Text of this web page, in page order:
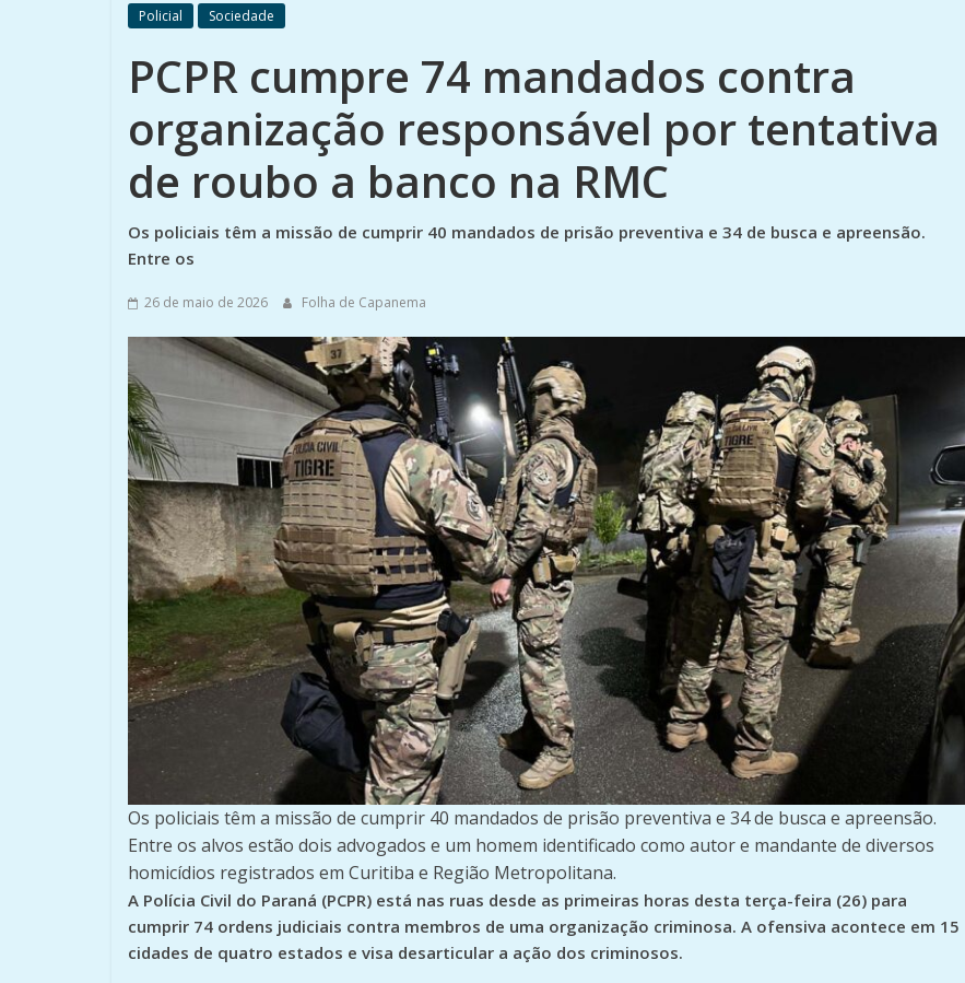
Policial Sociedade
PCPR cumpre 74 mandados contra
organização responsável por tentativa
de roubo a banco na RMC
Os policiais têm a missão de cumprir 40 mandados de prisão preventiva e 34 de busca e apreensão.
Entre os
26 de maio de 2026 Folha de Capanema
Os policiais têm a missão de cumprir 40 mandados de prisão preventiva e 34 de busca e apreensão.
Entre os alvos estão dois advogados e um homem identificado como autor e mandante de diversos
homicídios registrados em Curitiba e Região Metropolitana.
A Polícia Civil do Paraná (PCPR) está nas ruas desde as primeiras horas desta terça-feira (26) para
cumprir 74 ordens judiciais contra membros de uma organização criminosa. A ofensiva acontece em 15
cidades de quatro estados e visa desarticular a ação dos criminosos.